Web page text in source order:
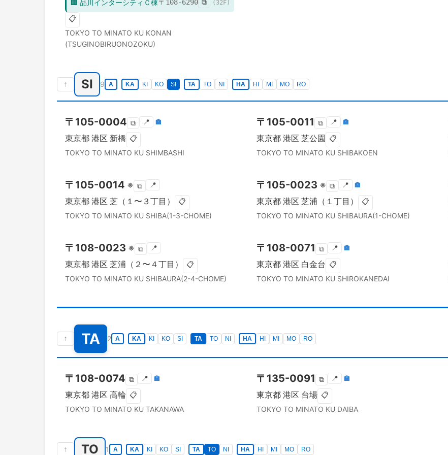
🏢 品川インターシティＣ棟〒 108-6290 ⧉ ( 32 F)
📋
TOKYO TO MINATO KU KONAN
(TSUGINOBIRUONOZOKU)
↑ SI 9 A KA KI KO SI TA TO NI HA HI MI MO RO
〒 105-0004 ⧉ 📍 🏣
東京都 港区 新橋 📋
TOKYO TO MINATO KU SHIMBASHI
〒 105-0011 ⧉ 📍 🏣
東京都 港区 芝公園 📋
TOKYO TO MINATO KU SHIBAKOEN
〒 105-0014 ※ ⧉ 📍
東京都 港区 芝（１〜３丁目） 📋
TOKYO TO MINATO KU SHIBA(1-3-CHOME)
〒 105-0023 ※ ⧉ 📍 🏣
東京都 港区 芝浦（１丁目） 📋
TOKYO TO MINATO KU SHIBAURA(1-CHOME)
〒 108-0023 ※ ⧉ 📍
東京都 港区 芝浦（２〜４丁目） 📋
TOKYO TO MINATO KU SHIBAURA(2-4-CHOME)
〒 108-0071 ⧉ 📍 🏣
東京都 港区 白金台 📋
TOKYO TO MINATO KU SHIROKANEDAI
↑ TA 2 A KA KI KO SI TA TO NI HA HI MI MO RO
〒 108-0074 ⧉ 📍 🏣
東京都 港区 高輪 📋
TOKYO TO MINATO KU TAKANAWA
〒 135-0091 ⧉ 📍 🏣
東京都 港区 台場 📋
TOKYO TO MINATO KU DAIBA
↑ TO 1 A KA KI KO SI TA TO NI HA HI MI MO RO